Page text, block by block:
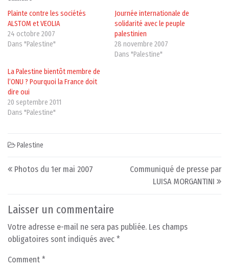
Plainte contre les sociétés
ALSTOM et VEOLIA
24 octobre 2007
Dans "Palestine"
Journée internationale de
solidarité avec le peuple
palestinien
28 novembre 2007
Dans "Palestine"
La Palestine bientôt membre de
l’ONU ? Pourquoi la France doit
dire oui
20 septembre 2011
Dans "Palestine"
Palestine
Post navigation
Photos du 1er mai 2007
Communiqué de presse par
LUISA MORGANTINI
Laisser un commentaire
Votre adresse e-mail ne sera pas publiée. Les champs
obligatoires sont indiqués avec *
Comment *